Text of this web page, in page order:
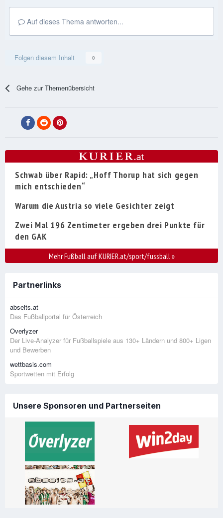
Auf dieses Thema antworten...
Folgen diesem Inhalt 0
Gehe zur Themenübersicht
Schwab über Rapid: „Hoff Thorup hat sich gegen
mich entschieden“
Warum die Austria so viele Gesichter zeigt
Zwei Mal 196 Zentimeter ergeben drei Punkte für
den GAK
Mehr Fußball auf KURIER.at/sport/fussball»
Partnerlinks
abseits.at
Das Fußballportal für Österreich
Overlyzer
Der Live-Analyzer für Fußballspiele aus 130+ Ländern und 800+ Ligen
und Bewerben
wettbasis.com
Sportwetten mit Erfolg
Unsere Sponsoren und Partnerseiten